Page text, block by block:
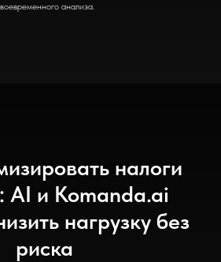
анализа.
налоги
AI и Komanda.ai
нагрузку без
риска